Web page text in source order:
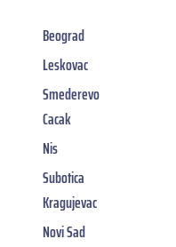
Beograd
Leskovac
Smederevo
Cacak
Nis
Subotica
Kragujevac
Novi Sad